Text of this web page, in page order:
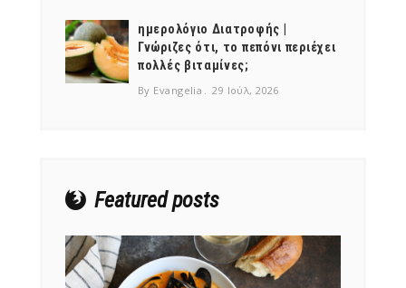
ημερολόγιο Διατροφής |
Γνώριζες ότι, το πεπόνι περιέχει
πολλές βιταμίνες;
By Evangelia 29 Ιούλ, 2026
Featured posts